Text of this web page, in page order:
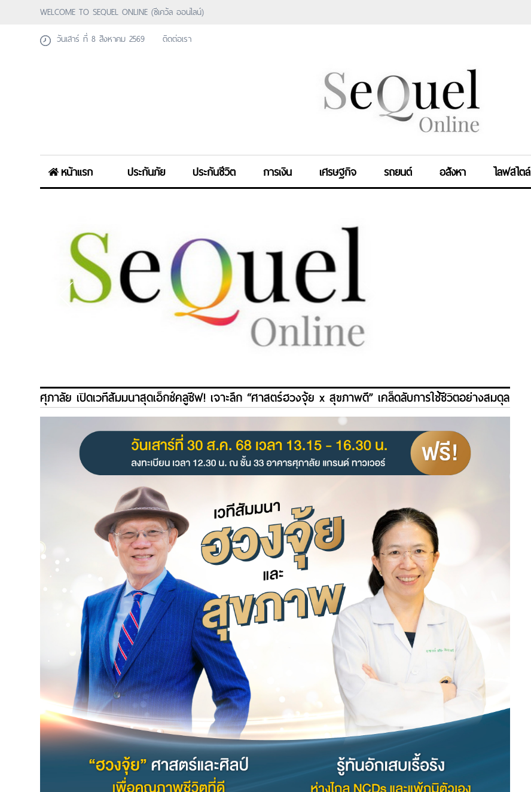
WELCOME TO SEQUEL ONLINE (ซีเคว้ล ออนไลน์)
วันเสาร์ ที่ 8 สิงหาคม 2569
ติดต่อเรา
หน้าแรก ประกันภัย ประกันชีวิต การเงิน เศรษฐกิจ รถยนต์ อสังหา ไลฟสไตล์
ศุภาลัย เปิดเวทีสัมมนาสุดเอ็กซ์คลูซีฟ! เจาะลึก “ศาสตร์ฮวงจุ้ย x สุขภาพดี” เคล็ดลับการใช้ชีวิตอย่างสมดุล